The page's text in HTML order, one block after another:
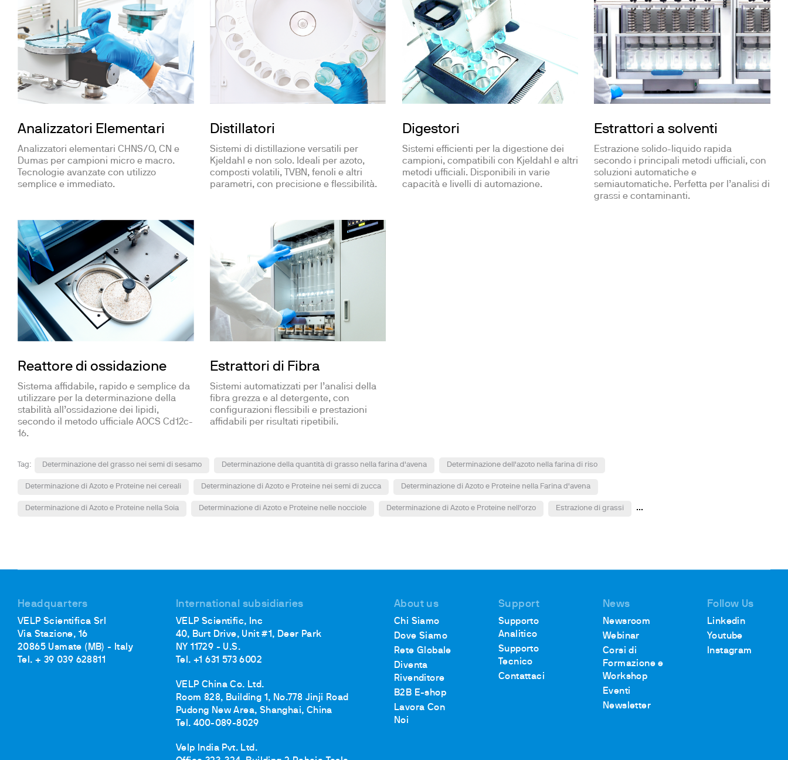
Analizzatori Elementari
Analizzatori elementari CHNS/O, CN e
Dumas per campioni micro e macro.
Tecnologie avanzate con utilizzo
semplice e immediato.
Distillatori
Sistemi di distillazione versatili per
Kjeldahl e non solo. Ideali per azoto,
composti volatili, TVBN, fenoli e altri
parametri, con precisione e flessibilità.
Digestori
Sistemi efficienti per la digestione dei
campioni, compatibili con Kjeldahl e altri
metodi ufficiali. Disponibili in varie
capacità e livelli di automazione.
Estrattori a solventi
Estrazione solido-liquido rapida
secondo i principali metodi ufficiali, con
soluzioni automatiche e
semiautomatiche. Perfetta per l’analisi di
grassi e contaminanti.
Reattore di ossidazione
Sistema affidabile, rapido e semplice da
utilizzare per la determinazione della
stabilità all’ossidazione dei lipidi,
secondo il metodo ufficiale AOCS Cd12c-
16.
Estrattori di Fibra
Sistemi automatizzati per l’analisi della
fibra grezza e al detergente, con
configurazioni flessibili e prestazioni
affidabili per risultati ripetibili.
Tag: Determinazione del grasso nei semi di sesamo Determinazione della quantità di grasso nella farina d'avena Determinazione dell'azoto nella farina di riso
Determinazione di Azoto e Proteine nei cereali Determinazione di Azoto e Proteine nei semi di zucca Determinazione di Azoto e Proteine nella Farina d'avena
Determinazione di Azoto e Proteine nella Soia Determinazione di Azoto e Proteine nelle nocciole Determinazione di Azoto e Proteine nell'orzo Estrazione di grassi ...
Headquarters
VELP Scientifica Srl
Via Stazione, 16
20865 Usmate (MB) - Italy
Tel. + 39 039 628811
International subsidiaries
VELP Scientific, Inc
40, Burt Drive, Unit #1, Deer Park
NY 11729 - U.S.
Tel. +1 631 573 6002
VELP China Co. Ltd.
Room 828, Building 1, No.778 Jinji Road
Pudong New Area, Shanghai, China
Tel. 400-089-8029
Velp India Pvt. Ltd.
About us
Chi Siamo
Dove Siamo
Rete Globale
Diventa
Rivenditore
B2B E-shop
Lavora Con
Noi
Support
Supporto
Analitico
Supporto
Tecnico
Contattaci
News
Newsroom
Webinar
Corsi di
Formazione e
Workshop
Eventi
Newsletter
Follow Us
Linkedin
Youtube
Instagram